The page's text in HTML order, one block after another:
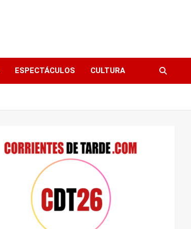
ESPECTÁCULOS CULTURA